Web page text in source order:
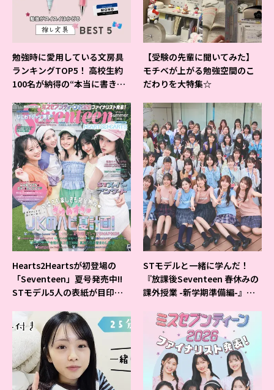
勉強時に愛用している文房具
ランキングTOP5！ 高校生約
100名が納得の“本当に書きや
【受験の先輩に聞いてみた】
モチベが上がる勉強空間のこ
だわりを大特集☆
Hearts2Heartsが初登場の
「Seventeen」夏号発売中!!
STモデル5人の表紙が目印だ
STモデルと一緒に学んだ！
『放課後Seventeen 春休みの
課外授業 -新学期準備編-』イ